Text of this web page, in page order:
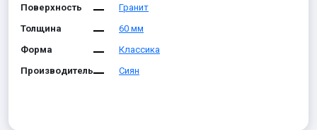
Поверхность
Гранит
Толщина
60 мм
Форма
Классика
Производитель
Сиян